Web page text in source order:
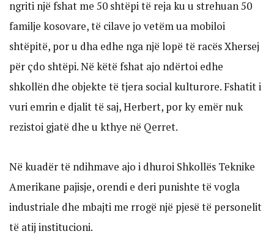
ngriti një fshat me 50 shtëpi të reja ku u strehuan 50
familje kosovare, të cilave jo vetëm ua mobiloi
shtëpitë, por u dha edhe nga një lopë të racës Xhersej
për çdo shtëpi. Në këtë fshat ajo ndërtoi edhe
shkollën dhe objekte të tjera social kulturore. Fshatit i
vuri emrin e djalit të saj, Herbert, por ky emër nuk
rezistoi gjatë dhe u kthye në Qerret.
Në kuadër të ndihmave ajo i dhuroi Shkollës Teknike
Amerikane pajisje, orendi e deri punishte të vogla
industriale dhe mbajti me rrogë një pjesë të personelit
të atij institucioni.